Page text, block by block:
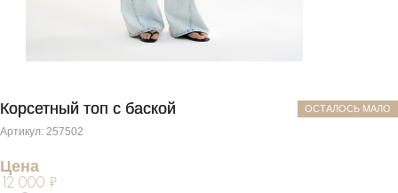
Корсетный топ с баской ОСТАЛОСЬ МАЛО
Артикул: 257502
Цена
12 000 ₽